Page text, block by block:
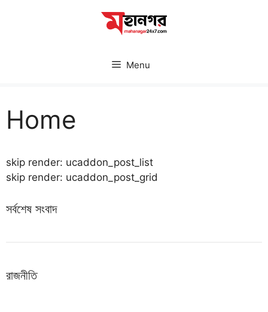
Menu
Home
skip render: ucaddon_post_list
skip render: ucaddon_post_grid
সর্বশেষ সংবাদ
রাজনীতি